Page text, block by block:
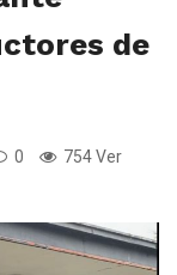
de
0 754 Ver